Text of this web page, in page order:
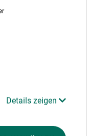
Details zeigen
(0)
diesem Produkt